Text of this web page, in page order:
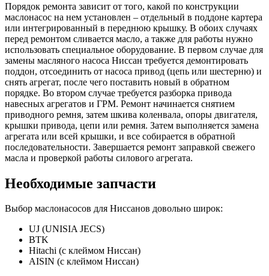
Порядок ремонта зависит от того, какой по конструкции
маслонасос на нем установлен – отдельный в поддоне картера
или интегрированный в переднюю крышку. В обоих случаях
перед ремонтом сливается масло, а также для работы нужно
использовать специальное оборудование. В первом случае для
замены масляного насоса Ниссан требуется демонтировать
поддон, отсоединить от насоса привод (цепь или шестерню) и
снять агрегат, после чего поставить новый в обратном
порядке. Во втором случае требуется разборка привода
навесных агрегатов и ГРМ. Ремонт начинается снятием
приводного ремня, затем шкива коленвала, опоры двигателя,
крышки привода, цепи или ремня. Затем выполняется замена
агрегата или всей крышки, и все собирается в обратной
последовательности. Завершается ремонт заправкой свежего
масла и проверкой работы силового агрегата.
Необходимые запчасти
Выбор маслонасосов для Ниссанов довольно широк:
UJ (UNISIA JECS)
BTK
Hitachi (с клеймом Ниссан)
AISIN (с клеймом Ниссан)